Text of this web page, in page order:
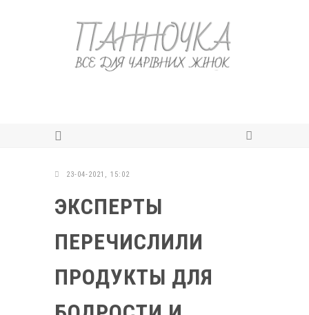
23-04-2021, 15:02
ЭКСПЕРТЫ
ПЕРЕЧИСЛИЛИ
ПРОДУКТЫ ДЛЯ